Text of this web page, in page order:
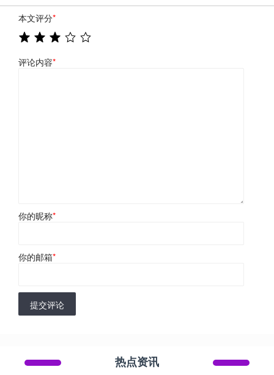
本文评分*
评论内容*
你的昵称*
你的邮箱*
提交评论
热点资讯